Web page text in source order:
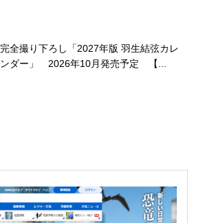
完全撮り下ろし「2027年版 羽生結弦カレ
ンダー」 2026年10月発売予定 【...